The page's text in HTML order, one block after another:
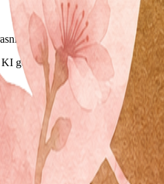
via Pexels -
https://
generiert oder sind eigene